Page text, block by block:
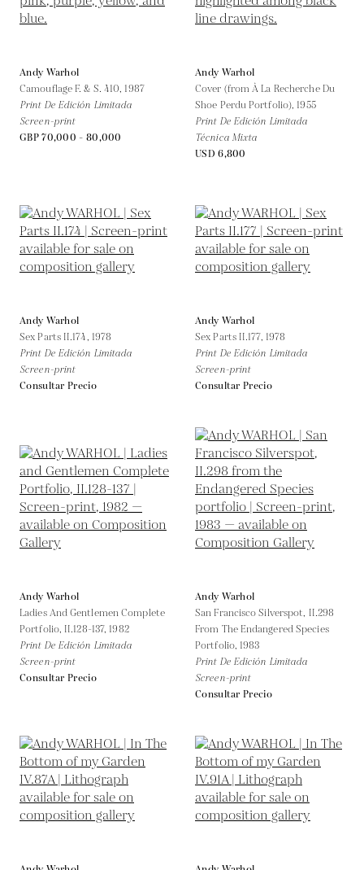
Andy Warhol
Camouflage F. & S. 410,1987
Print De Edición Limitada
Screen-print
GBP 70,000 - 80,000
Andy Warhol
Cover (from À La Recherche Du
Shoe Perdu Portfolio),1955
Print De Edición Limitada
Técnica Mixta
USD 6,800
Andy Warhol
Sex Parts II.174, 1978
Print De Edición Limitada
Screen-print
Consultar Precio
Andy Warhol
Sex Parts II.177, 1978
Print De Edición Limitada
Screen-print
Consultar Precio
Andy Warhol
Ladies And Gentlemen Complete
Portfolio, II.128-137,1982
Print De Edición Limitada
Screen-print
Consultar Precio
Andy Warhol
San Francisco Silverspot, II.298
From The Endangered Species
Portfolio,1983
Print De Edición Limitada
Screen-print
Consultar Precio